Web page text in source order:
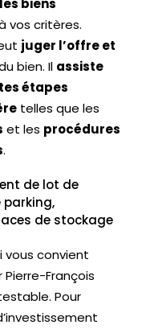
biens
vos critères.
juger l’offre et
bien. Il assiste
étapes
telles que les
et les procédures
.
de lot de
parking,
de stockage
vous convient
François
Pour